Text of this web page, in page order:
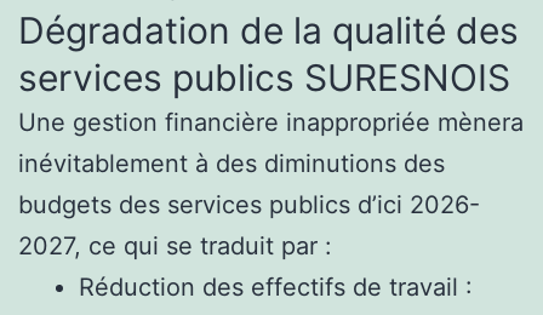
Dégradation de la qualité des
services publics SURESNOIS
Une gestion financière inappropriée mènera
inévitablement à des diminutions des
budgets des services publics d’ici 2026-
2027, ce qui se traduit par :
Réduction des effectifs de travail :